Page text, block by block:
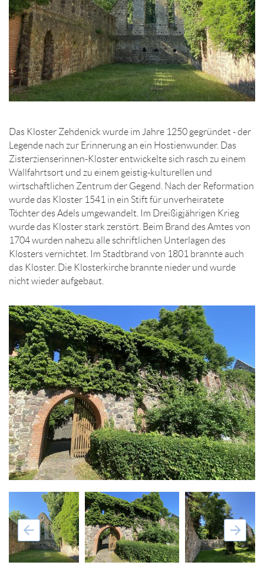
Das Kloster Zehdenick wurde im Jahre 1250 gegründet - der
Legende nach zur Erinnerung an ein Hostienwunder. Das
Zisterzienserinnen-Kloster entwickelte sich rasch zu einem
Wallfahrtsort und zu einem geistig-kulturellen und
wirtschaftlichen Zentrum der Gegend. Nach der Reformation
wurde das Kloster 1541 in ein Stift für unverheiratete
Töchter des Adels umgewandelt. Im Dreißigjährigen Krieg
wurde das Kloster stark zerstört. Beim Brand des Amtes von
1704 wurden nahezu alle schriftlichen Unterlagen des
Klosters vernichtet. Im Stadtbrand von 1801 brannte auch
das Kloster. Die Klosterkirche brannte nieder und wurde
nicht wieder aufgebaut.